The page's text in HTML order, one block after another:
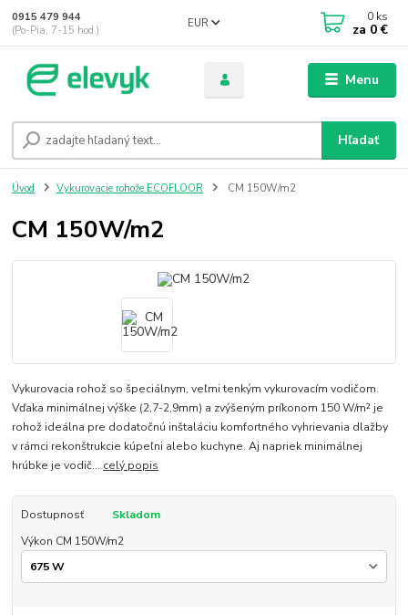
Menu
EUR
Hľadať
0915 479 944
(Po-Pia, 7-15 hod.)
0 ks
za 0 €
Úvod Vykurovacie rohože ECOFLOOR CM 150W/m2
CM 150W/m2
Vykurovacia rohož so špeciálnym, veľmi tenkým vykurovacím vodičom.
Vďaka minimálnej výške (2,7-2,9mm) a zvýšeným príkonom 150 W/m² je
rohož ideálna pre dodatočnú inštaláciu komfortného vyhrievania dlažby
v rámci rekonštrukcie kúpeľni alebo kuchyne. Aj napriek minimálnej
hrúbke je vodič... celý popis
Dostupnosť
Skladom
Výkon CM 150W/m2